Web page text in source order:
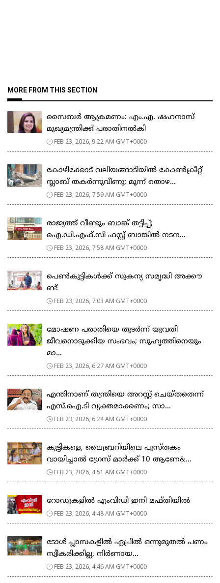
MORE FROM THIS SECTION
സൈബർ ആക്രമണം: എം.എ. ഷഹനാസ്
മുഖ്യമന്ത്രിക്ക് പരാതിനൽകി
FEB 23, 2026, 9:22 AM GMT+0000
കോഴിക്കോട് വലിയങ്ങാടിയിൽ കോൺക്രീറ്റ്
സ്ലാബ് തകർന്നുവീണു; മൂന്ന് തൊഴ...
FEB 23, 2026, 7:59 AM GMT+0000
രാജ്യത്ത് വീണ്ടും ബാങ്ക് തട്ടിപ്പ്;
ഐ.ഡി.എഫ്.സി ഫസ്റ്റ് ബാങ്കിൽ നടന...
FEB 23, 2026, 7:58 AM GMT+0000
പെ​ൺ​കു​ട്ടി​ക​ൾ​ക്ക് സു​ക​ന്യ സ​മൃ​ദ്ധി അ​ക്കൗ​
ണ്ട്
FEB 23, 2026, 7:03 AM GMT+0000
മോഷണ പരാതിയെ തുടര്‍ന്ന് യുവതി
ജീവനൊടുക്കിയ സംഭവം; സുഹൃത്തിനെയും
മാ...
FEB 23, 2026, 6:27 AM GMT+0000
എന്തിനാണ് തന്ത്രിയെ അറസ്റ്റ് ചെയ്തതെന്ന്
എസ്.ഐ.ടി വ്യക്തമാക്കണം; സാ...
FEB 23, 2026, 6:24 AM GMT+0000
കുട്ടികളെ, ലൈബ്രറിയിലെ പുസ്തകം
വായിച്ചാല്‍ ഗ്രേസ് മാര്‍ക്ക് 10 ആണേ&...
FEB 23, 2026, 4:51 AM GMT+0000
റോഡുകളില്‍ എംവിഡി ഇനി മഫ്തിയില്‍
FEB 23, 2026, 4:48 AM GMT+0000
ടോള്‍ പ്ലാസകളില്‍ ഏപ്രില്‍ ഒന്നുമുതല്‍ പണം
സ്വീകരിക്കില്ല, നിര്‍ണായ...
FEB 23, 2026, 4:46 AM GMT+0000